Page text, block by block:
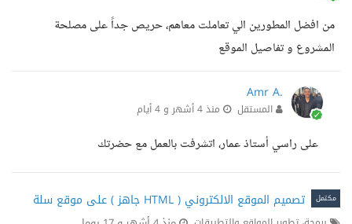
من افضل المطورين الي تعاملت معاهم، حريص جداً على مصلحة
المشروع و تفاصيل الموقع
Amr A.
المستقل منذ 4 أشهر و 4 أيام
على راسي أستاذ عمار، اتشرفت بالعمل مع حضرتك
مكتمل تصميم الموقع الالكتروني ( HTML جاهز ) على موقع سلة